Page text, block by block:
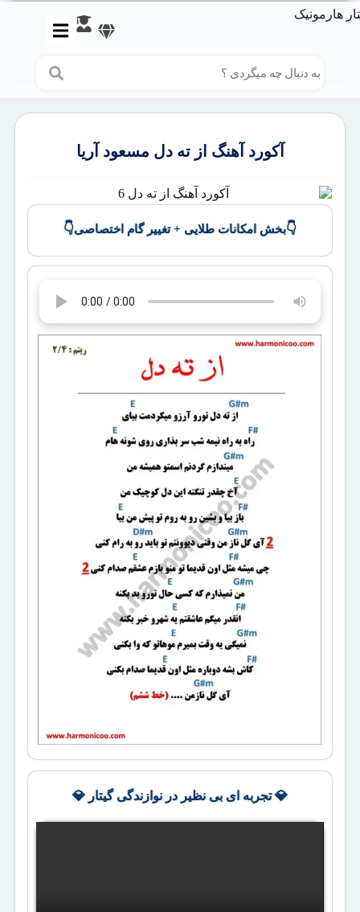
آکورد آهنگ از ته دل مسعود آریا
👇بخش امکانات طلایی + تغییر گام اختصاصی👇
💎 تجربه ای بی نظیر در نوازندگی گیتار 💎